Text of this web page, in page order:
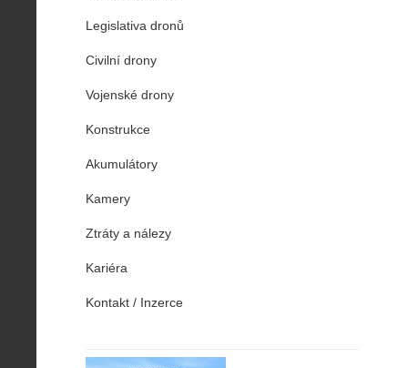
Legislativa dronů
Civilní drony
Vojenské drony
Konstrukce
Akumulátory
Kamery
Ztráty a nálezy
Kariéra
Kontakt / Inzerce